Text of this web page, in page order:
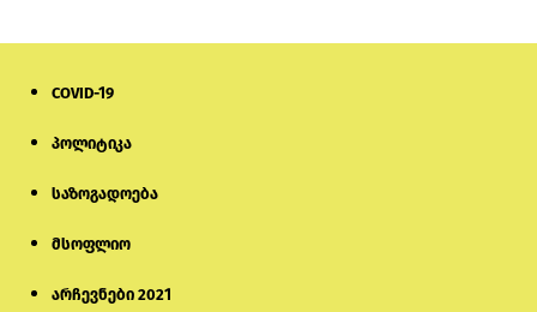
COVID-19
პოლიტიკა
საზოგადოება
მსოფლიო
არჩევნები 2021